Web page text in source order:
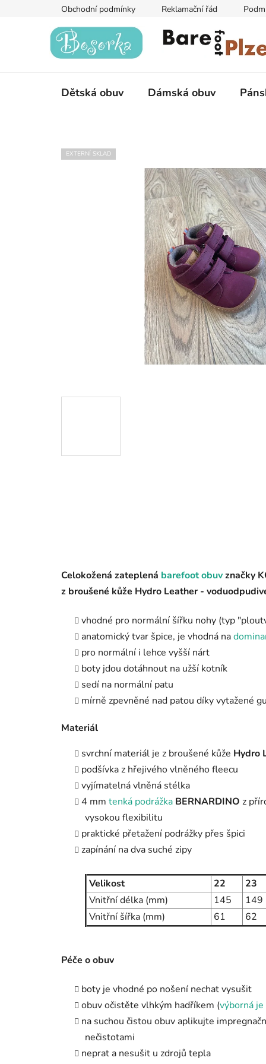
Obchodní podmínky Reklamační řád
Dětská obuv Dámská obuv
EXTERNÍ SKLAD
Celokožená zateplená barefoot obuvznačky
z broušené kůže Hydro Leather -
vhodné pro normální šířku nohy (typ
anatomický tvar špice, je vhodná na
pro normální i lehce vyšší nárt
boty jdou dotáhnout na užší kotník
sedí na normální patu
mírně zpevněné nad patou díky vytažené
Materiál
svrchní materiál je z broušené kůže Hydro
podšívka z hřejivého vlněného fleecu
vyjímatelná vlněná stélka
4 mm tenká podrážka BERNARDINO z
vysokou flexibilitu
praktické přetažení podrážky přes špici
zapínání na dva suché zipy
Velikost 22
23
Vnitřní délka (mm)
145
149
Vnitřní šířka (mm)
61 62
Péče o obuv
boty je vhodné po nošení nechat vysušit
obuv očistěte vlhkým hadříkem (výborná
na suchou čistou obuv aplikujte
nečistotami
neprat a nesušit u zdrojů tepla